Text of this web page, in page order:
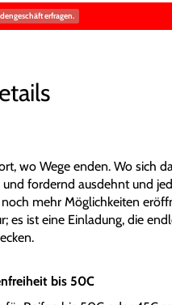
erfragen.
wo Wege enden. Wo sich
fordernd ausdehnt und
mehr Möglichkeiten
es ist eine Einladung, die
bis 50C